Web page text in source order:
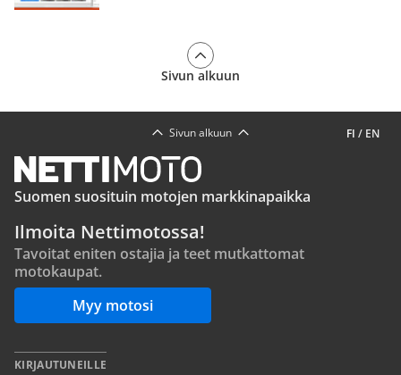
Sivun alkuun
FI / EN
Sivun alkuun
Suomen suosituin motojen markkinapaikka
Ilmoita Nettimotossa!
Tavoitat eniten ostajia ja teet mutkattomat
motokaupat.
Myy motosi
KIRJAUTUNEILLE